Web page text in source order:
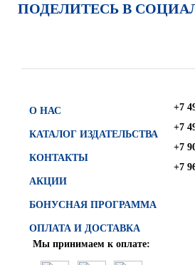
ПОДЕЛИТЕСЬ В
О НАС
КАТАЛОГ ИЗДАТЕЛЬСТВА
КОНТАКТЫ
АКЦИИ
БОНУСНАЯ ПРОГРАММА
ОПЛАТА И ДОСТАВКА
+7
+7
+7
+7
Мы принимаем к оплате: